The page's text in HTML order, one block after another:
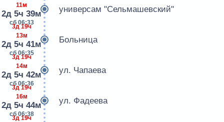
11м
2д 5ч 39м
сб 06:33
универсам "Сельмашевский"
3д 19ч
13м
2д 5ч 41м
сб 06:35
Больница
3д 19ч
14м
2д 5ч 42м
сб 06:36
ул. Чапаева
3д 19ч
16м
2д 5ч 44м
сб 06:38
ул. Фадеева
3д 19ч